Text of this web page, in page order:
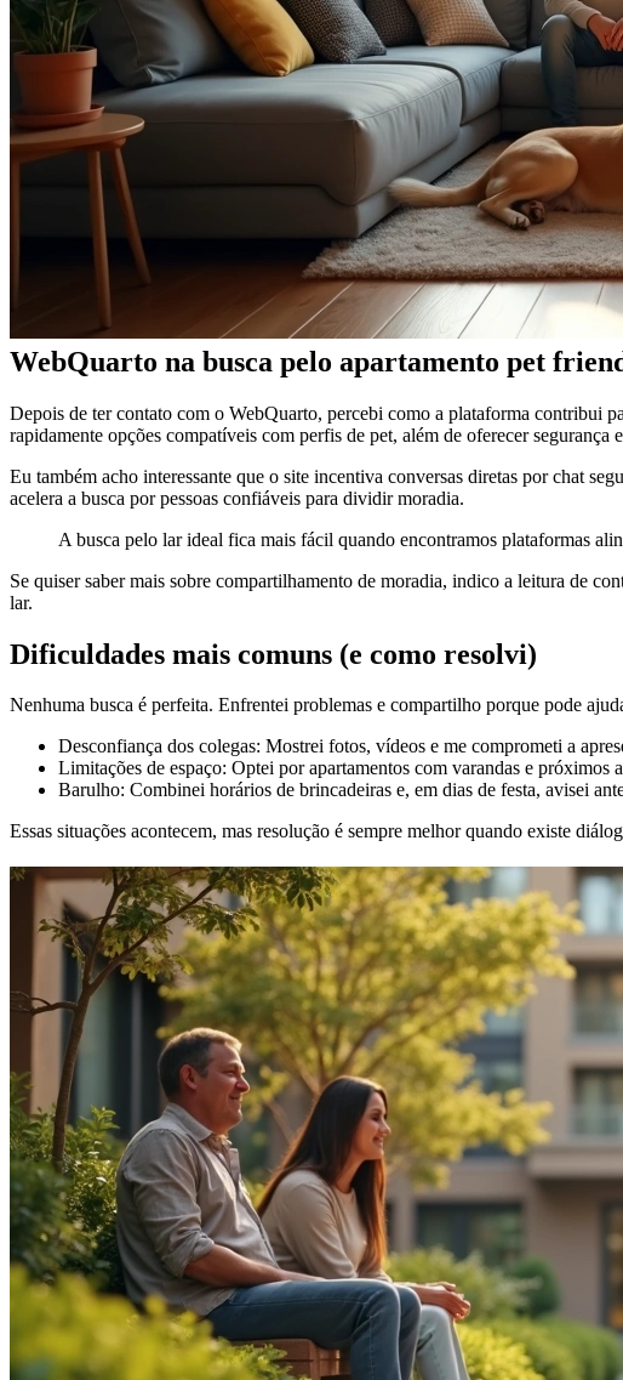
WebQuarto na busca pelo apartamento pet
Depois de ter contato com o WebQuarto, percebi como a plataforma contribui
rapidamente opções compatíveis com perfis de pet, além de oferecer
Eu também acho interessante que o site incentiva conversas diretas por chat
acelera a busca por pessoas confiáveis para dividir moradia.
A busca pelo lar ideal fica mais fácil quando encontramos plataformas
Se quiser saber mais sobre compartilhamento de moradia, indico a leitura de
lar.
Dificuldades mais comuns (e como resolvi)
Nenhuma busca é perfeita. Enfrentei problemas e compartilho porque pode
Desconfiança dos colegas: Mostrei fotos, vídeos e me comprometi a
Limitações de espaço: Optei por apartamentos com varandas e próximos
Barulho: Combinei horários de brincadeiras e, em dias de festa, avisei
Essas situações acontecem, mas resolução é sempre melhor quando existe